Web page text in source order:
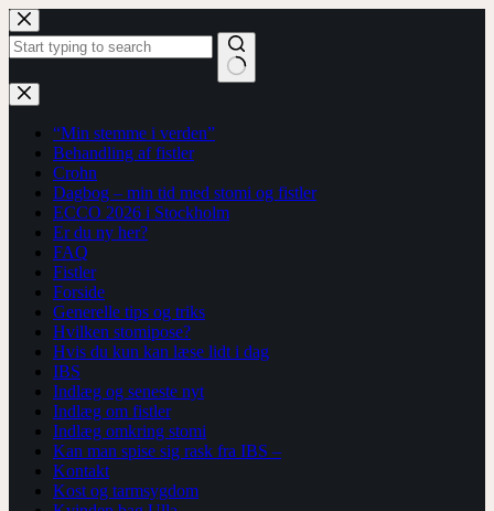
Fortsæt
til
indhold
Ingen
resultater
“Min stemme i verden”
Behandling af fistler
Crohn
Dagbog – min tid med stomi og fistler
ECCO 2026 i Stockholm
Er du ny her?
FAQ
Fistler
Forside
Generelle tips og triks
Hvilken stomipose?
Hvis du kun kan læse lidt i dag
IBS
Indlæg og seneste nyt
Indlæg om fistler
Indlæg omkring stomi
Kan man spise sig rask fra IBS –
Kontakt
Kost og tarmsygdom